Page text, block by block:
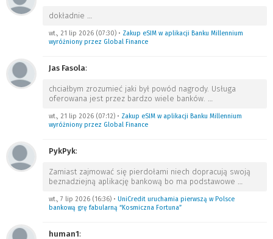
dokładnie …
wt., 21 lip 2026 (07:30) • Zakup eSIM w aplikacji Banku Millennium
wyróżniony przez Global Finance
Jas Fasola:
chciałbym zrozumieć jaki był powód nagrody. Usługa
oferowana jest przez bardzo wiele banków. …
wt., 21 lip 2026 (07:12) • Zakup eSIM w aplikacji Banku Millennium
wyróżniony przez Global Finance
PykPyk:
Zamiast zajmować się pierdołami niech dopracują swoją
beznadziejną aplikację bankową bo ma podstawowe …
wt., 7 lip 2026 (16:36) • UniCredit uruchamia pierwszą w Polsce
bankową grę fabularną “Kosmiczna Fortuna”
human1: